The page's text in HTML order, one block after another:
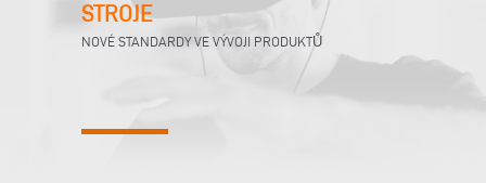
STROJE
NOVÉ STANDARDY VE VÝVOJI PRODUKTŮ